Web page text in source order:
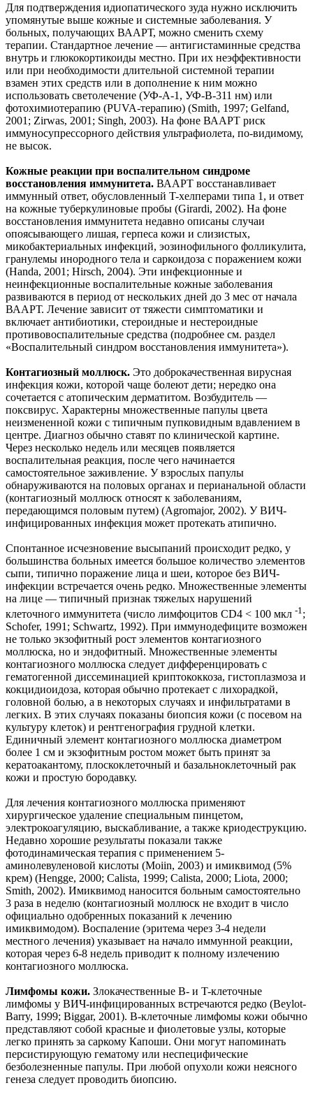
Для подтверждения идиопатического зуда нужно исключить
упомянутые выше кожные и системные заболевания. У
больных, получающих ВААРТ, можно сменить схему
терапии. Стандартное лечение — антигистаминные средства
внутрь и глюкокортикоиды местно. При их неэффективности
или при необходимости длительной системной терапии
взамен этих средств или в дополнение к ним можно
использовать светолечение (УФ-A-1, УФ-B-311 нм) или
фотохимиотерапию (PUVA-терапию) (Smith, 1997; Gelfand,
2001; Zirwas, 2001; Singh, 2003). На фоне ВААРТ риск
иммуносупрессорного действия ультрафиолета, по-видимому,
не высок.
Кожные реакции при воспалительном синдроме
восстановления иммунитета. ВААРТ восстанавливает
иммунный ответ, обусловленный T-хелперами типа 1, и ответ
на кожные туберкулиновые пробы (Girardi, 2002). На фоне
восстановления иммунитета недавно описаны случаи
опоясывающего лишая, герпеса кожи и слизистых,
микобактериальных инфекций, эозинофильного фолликулита,
гранулемы инородного тела и саркоидоза с поражением кожи
(Handa, 2001; Hirsch, 2004). Эти инфекционные и
неинфекционные воспалительные кожные заболевания
развиваются в период от нескольких дней до 3 мес от начала
ВААРТ. Лечение зависит от тяжести симптоматики и
включает антибиотики, стероидные и нестероидные
противовоспалительные средства (подробнее см. раздел
«Воспалительный синдром восстановления иммунитета»).
Контагиозный моллюск. Это доброкачественная вирусная
инфекция кожи, которой чаще болеют дети; нередко она
сочетается с атопическим дерматитом. Возбудитель —
поксвирус. Характерны множественные папулы цвета
неизмененной кожи с типичным пупковидным вдавлением в
центре. Диагноз обычно ставят по клинической картине.
Через несколько недель или месяцев появляется
воспалительная реакция, после чего начинается
самостоятельное заживление. У взрослых папулы
обнаруживаются на половых органах и перианальной области
(контагиозный моллюск относят к заболеваниям,
передающимся половым путем) (Agromajor, 2002). У ВИЧ-
инфицированных инфекция может протекать атипично.
Спонтанное исчезновение высыпаний происходит редко, у
большинства больных имеется большое количество элементов
сыпи, типично поражение лица и шеи, которое без ВИЧ-
инфекции встречается очень редко. Множественные элементы
на лице — типичный признак тяжелых нарушений
клеточного иммунитета (число лимфоцитов CD4 < 100 мкл -1 ;
Schofer, 1991; Schwartz, 1992). При иммунодефиците возможен
не только экзофитный рост элементов контагиозного
моллюска, но и эндофитный. Множественные элементы
контагиозного моллюска следует дифференцировать с
гематогенной диссеминацией криптококкоза, гистоплазмоза и
кокцидиоидоза, которая обычно протекает с лихорадкой,
головной болью, а в некоторых случаях и инфильтратами в
легких. В этих случаях показаны биопсия кожи (с посевом на
культуру клеток) и рентгенография грудной клетки.
Единичный элемент контагиозного моллюска диаметром
более 1 см и экзофитным ростом может быть принят за
кератоакантому, плоскоклеточный и базальноклеточный рак
кожи и простую бородавку.
Для лечения контагиозного моллюска применяют
хирургическое удаление специальным пинцетом,
электрокоагуляцию, выскабливание, а также криодеструкцию.
Недавно хорошие результаты показали также
фотодинамическая терапия с применением 5-
аминолевуленовой кислоты (Moiin, 2003) и имиквимод (5%
крем) (Hengge, 2000; Calista, 1999; Calista, 2000; Liota, 2000;
Smith, 2002). Имиквимод наносится больным самостоятельно
3 раза в неделю (контагиозный моллюск не входит в число
официально одобренных показаний к лечению
имиквимодом). Воспаление (эритема через 3-4 недели
местного лечения) указывает на начало иммунной реакции,
которая через 6-8 недель приводит к полному излечению
контагиозного моллюска.
Лимфомы кожи. Злокачественные B- и T-клеточные
лимфомы у ВИЧ-инфицированных встречаются редко (Beylot-
Barry, 1999; Biggar, 2001). B-клеточные лимфомы кожи обычно
представляют собой красные и фиолетовые узлы, которые
легко принять за саркому Капоши. Они могут напоминать
персистирующую гематому или неспецифические
безболезненные папулы. При любой опухоли кожи неясного
генеза следует проводить биопсию.